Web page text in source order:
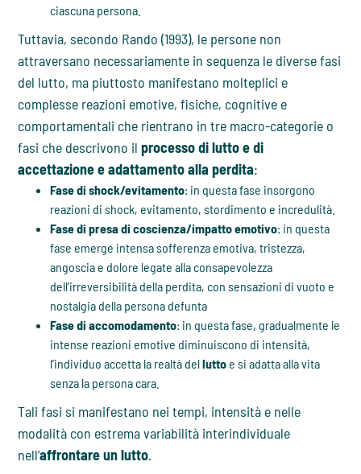
ciascuna persona.
Tuttavia, secondo Rando (1993), le persone non
attraversano necessariamente in sequenza le diverse fasi
del lutto, ma piuttosto manifestano molteplici e
complesse reazioni emotive, fisiche, cognitive e
comportamentali che rientrano in tre macro-categorie o
fasi che descrivono ilprocesso di lutto e di
accettazione e adattamento alla perdita:
Fase di shock/evitamento: in questa fase insorgono
reazioni di shock, evitamento, stordimento e incredulità.
Fase di presa di coscienza/impatto emotivo: in questa
fase emerge intensa sofferenza emotiva, tristezza,
angoscia e dolore legate alla consapevolezza
dell’irreversibilità della perdita, con sensazioni di vuoto e
nostalgia della persona defunta
Fase di accomodamento: in questa fase, gradualmente le
intense reazioni emotive diminuiscono di intensità,
l’individuo accetta la realtà dellutto e si adatta alla vita
senza la persona cara.
Tali fasi si manifestano nei tempi, intensità e nelle
modalità con estrema variabilità interindividuale
nell’affrontare un lutto.